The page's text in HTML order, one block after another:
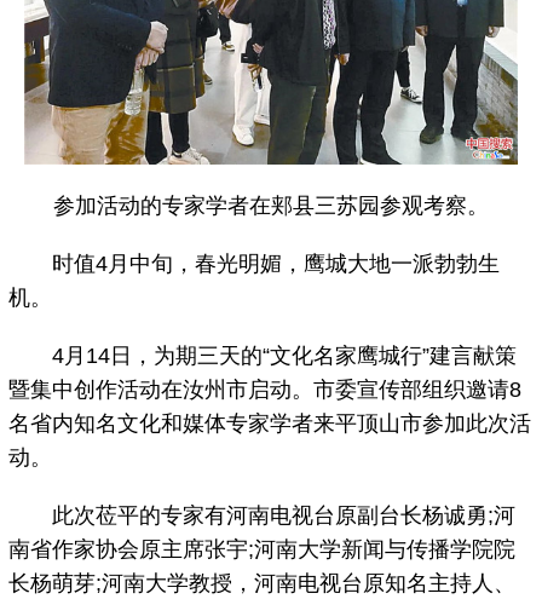
参加活动的专家学者在郏县三苏园参观考察。
时值4月中旬，春光明媚，鹰城大地一派勃勃生
机。
4月14日，为期三天的“文化名家鹰城行”建言献策
暨集中创作活动在汝州市启动。市委宣传部组织邀请8
名省内知名文化和媒体专家学者来平顶山市参加此次活
动。
此次莅平的专家有河南电视台原副台长杨诚勇;河
南省作家协会原主席张宇;河南大学新闻与传播学院院
长杨萌芽;河南大学教授，河南电视台原知名主持人、